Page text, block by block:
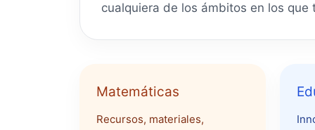
cualquiera de los ámbitos en los que
Matemáticas
Recursos, materiales,